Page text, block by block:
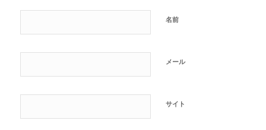
名前
メール
サイト